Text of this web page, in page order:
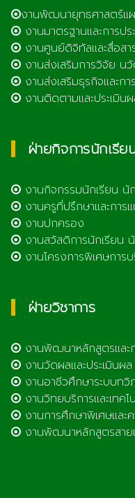
งานพัฒนายุทธศาสตร์แ
งานมาตรฐานและการ
งานศูนย์ดิจิทัลและสื่อส
งานส่งเสริมการวิจัย น
งานส่งเสริมธุรกิจและก
งานติดตามและประเมิน
ฝ่ายกิจการนักเรี
งานกิจกรรมนักเรียน นั
งานครูที่ปรึกษาและการ
งานปกครอง
งานสวัสดิการนักเรียน
งานโครงการพิเศษการ
ฝ่ายวิชาการ
งานพัฒนาหลักสูตรและ
งานวัดผลและประเมินผล
งานอาชีวศึกษาระบบทวิ
งานวิทยบริการและเทค
งานการศึกษาพิเศษและ
งานพัฒนาหลักสูตรสาย